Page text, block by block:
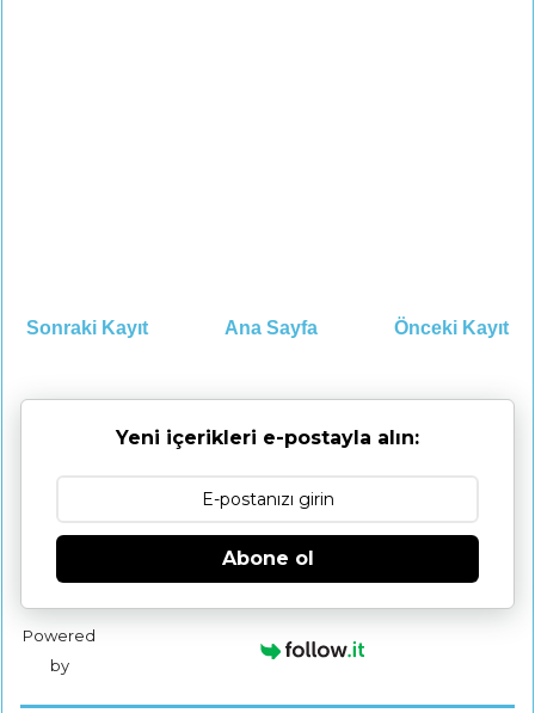
Sonraki Kayıt Önceki Kayıt
Ana Sayfa
Yeni içerikleri e-postayla alın:
Abone ol
Powered
by